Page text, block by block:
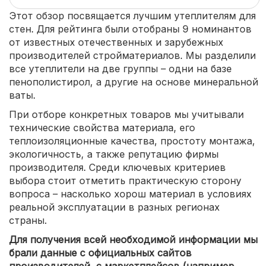
Этот обзор посвящается лучшим утеплителям для
стен. Для рейтинга были отобраны 9 номинантов
от известных отечественных и зарубежных
производителей стройматериалов. Мы разделили
все утеплители на две группы – одни на базе
пенополистирол, а другие на основе минеральной
ваты.
При отборе конкретных товаров мы учитывали
технические свойства материала, его
теплоизоляционные качества, простоту монтажа,
экологичность, а также репутацию фирмы
производителя. Среди ключевых критериев
выбора стоит отметить практическую сторону
вопроса – насколько хорош материал в условиях
реальной эксплуатации в разных регионах
страны.
Для получения всей необходимой информации мы
брали данные с официальных сайтов